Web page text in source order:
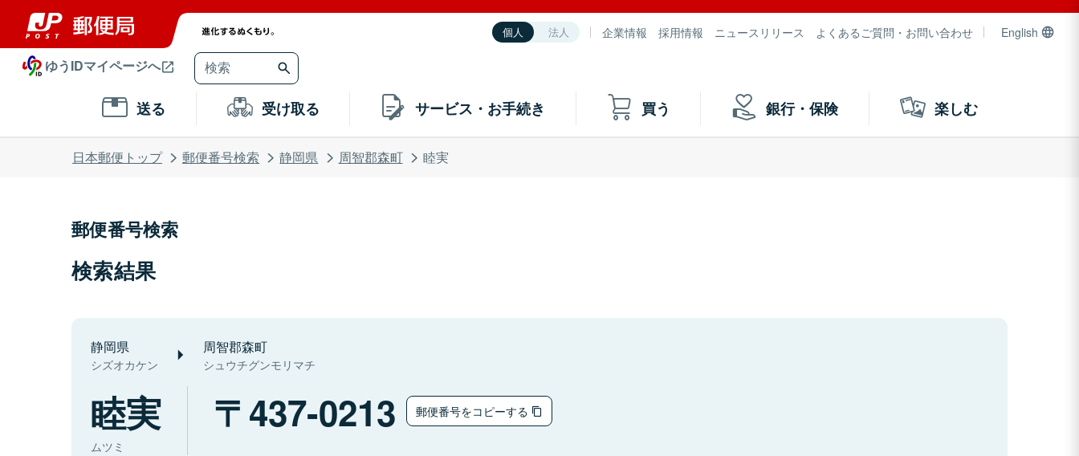
個人 法人 企業情報 採用情報 ニュースリリース よくあるご質問・お問い合わせ English
ゆうIDマイページへ
送る 受け取る サービス・お手続き 買う 銀行・保険 楽しむ
日本郵便トップ 郵便番号検索 静岡県 周智郡森町 睦実
郵便番号検索
検索結果
静岡県
シズオカケン
周智郡森町
シュウチグンモリマチ
睦実
ムツミ
437-0213 郵便番号をコピーする